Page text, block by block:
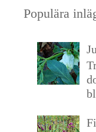
Populära